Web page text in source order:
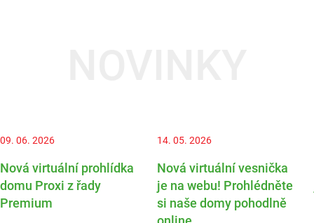
09. 06. 2026
Nová virtuální prohlídka
domu Proxi z řady
Premium
14. 05. 2026
Nová virtuální vesnička
je na webu! Prohlédněte
si naše domy pohodlně